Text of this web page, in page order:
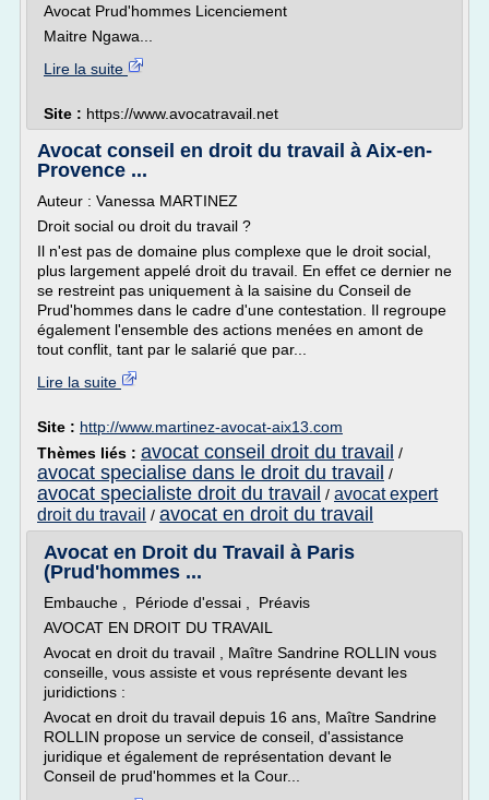
Avocat Prud'hommes Licenciement
Maitre Ngawa...
Lire la suite
Site : https://www.avocatravail.net
Avocat conseil en droit du travail à Aix-en-
Provence ...
Auteur : Vanessa MARTINEZ
Droit social ou droit du travail ?
Il n'est pas de domaine plus complexe que le droit social,
plus largement appelé droit du travail. En effet ce dernier ne
se restreint pas uniquement à la saisine du Conseil de
Prud'hommes dans le cadre d'une contestation. Il regroupe
également l'ensemble des actions menées en amont de
tout conflit, tant par le salarié que par...
Lire la suite
Site : http://www.martinez-avocat-aix13.com
Thèmes liés : avocat conseil droit du travail /
avocat specialise dans le droit du travail /
avocat specialiste droit du travail / avocat expert
droit du travail / avocat en droit du travail
Avocat en Droit du Travail à Paris
(Prud'hommes ...
Embauche , Période d'essai , Préavis
AVOCAT EN DROIT DU TRAVAIL
Avocat en droit du travail , Maître Sandrine ROLLIN vous
conseille, vous assiste et vous représente devant les
juridictions :
Avocat en droit du travail depuis 16 ans, Maître Sandrine
ROLLIN propose un service de conseil, d'assistance
juridique et également de représentation devant le
Conseil de prud'hommes et la Cour...